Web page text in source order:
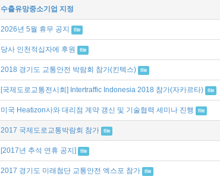
수출유망중소기업 지정
2026년 5월 휴무 공지 file
당사 인천적십자에 후원 file
2018 경기도 교통안전 박람회 참가(킨텍스) file
[국제도로교통전시회] Intertraffic Indonesia 2018 참가(자카르타) file
미국 Heatizon사와 대리점 계약 갱신 및 기술협력 세미나 진행 file
2017 국제도로교통박람회 참가 file
[2017년 추석 연휴 공지] file
2017 경기도 미래첨단 교통안전 엑스포 참가 file